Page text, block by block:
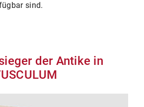
sind.
der Antike in